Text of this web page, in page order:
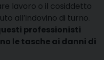
lavoro o il cosiddetto
all’indovino di turno.
professionisti
le tasche ai danni di